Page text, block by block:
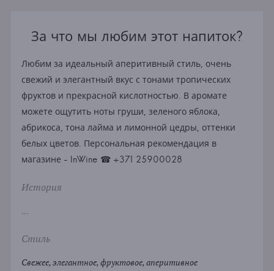
За что мы любим этот напиток?
Любим за идеальный аперитивный стиль, очень
свежий и элегантный вкус с тонами тропических
фруктов и прекрасной кислотностью. В аромате
можете ощутить ноты груши, зеленого яблока,
абрикоса, тона лайма и лимонной цедры, оттенки
белых цветов. Персональная рекомендация в
магазине - InWine ☎ +371 25900028
История
...
Стиль
Свежее, элегантное, фруктовое, аперитивное